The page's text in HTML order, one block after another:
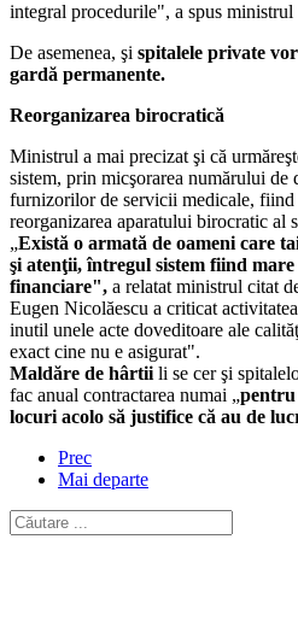
integral procedurile", a spus ministrul
De asemenea, şi spitalele private
gardă permanente.
Reorganizarea birocratică
Ministrul a mai precizat şi că
sistem, prin micşorarea numărului de
furnizorilor de servicii medicale, fiind
reorganizarea aparatului birocratic al
„Există o armată de oameni care
şi atenţii, întregul sistem fiind
financiare", a relatat ministrul citat
Eugen Nicolăescu a criticat
inutil unele acte doveditoare ale
exact cine nu e asigurat".
Maldăre de hârtii li se cer şi
fac anual contractarea numai „pentru
locuri acolo să justifice că au de
Prec
Mai departe